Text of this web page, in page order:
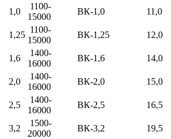
1,0
1100-
15000
ВК-1,0 11,0
1,25
1100-
15000
ВК-1,25 12,0
1,6
1400-
16000
ВК-1,6 14,0
2,0
1400-
16000
ВК-2,0 15,0
2,5
1400-
16000
ВК-2,5 16,5
3,2
1500-
20000
ВК-3,2 19,5